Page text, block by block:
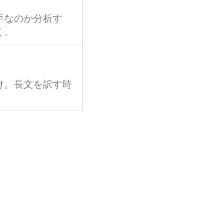
なのか分析す
。長文を訳す時